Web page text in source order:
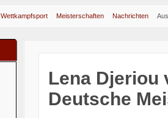
Wettkampfsport Meisterschaften Nachrichten
Lena Djeriou
Deutsche